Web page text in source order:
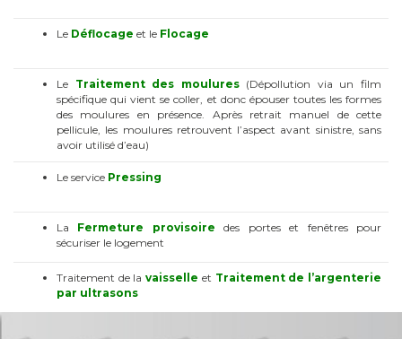
Le Déflocage et le Flocage
Le Traitement des moulures (Dépollution via un film
spécifique qui vient se coller, et donc épouser toutes les formes
des moulures en présence. Après retrait manuel de cette
pellicule, les moulures retrouvent l’aspect avant sinistre, sans
avoir utilisé d’eau)
Le service Pressing
La Fermeture provisoiredes portes et fenêtres pour
sécuriser le logement
Traitement de lavaisselle et Traitement de l’argenterie
par ultrasons